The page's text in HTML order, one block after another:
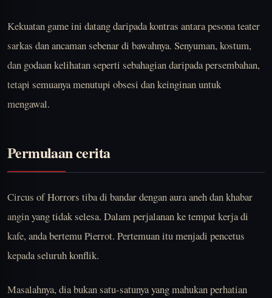
Kekuatan game ini datang daripada kontras antara pesona teater
sarkas dan ancaman sebenar di bawahnya. Senyuman, kostum,
dan godaan kelihatan seperti sebahagian daripada persembahan,
tetapi semuanya menutupi obsesi dan keinginan untuk
mengawal.
Permulaan cerita
Circus of Horrors tiba di bandar dengan aura aneh dan khabar
angin yang tidak selesa. Dalam perjalanan ke tempat kerja di
kafe, anda bertemu Pierrot. Pertemuan itu menjadi pencetus
kepada seluruh konflik.
Masalahnya, dia bukan satu-satunya yang mahukan perhatian